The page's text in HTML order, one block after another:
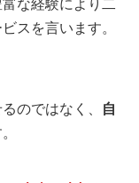
な経験により二
スを言います。
のではなく、 自